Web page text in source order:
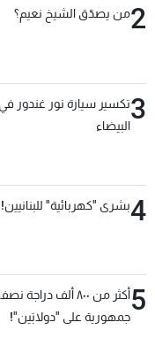
2من يصدّق الشيخ نعيم؟
3تكسير سيارة نور غندور
البيضاء
4بشرى "كهربائية" للبنانيين!
5
أكثر من ٨٠٠ ألف
جمهورية على "دولابَين"!